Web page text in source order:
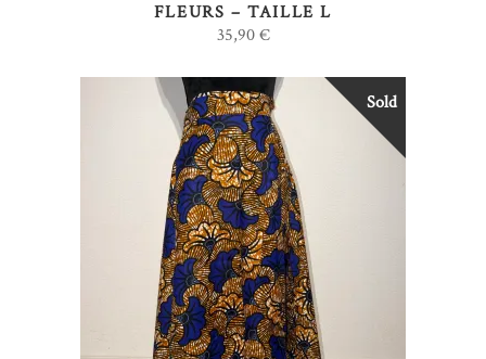
FLEURS – TAILLE L
35,90€
Sold
LIRE LA SUITE